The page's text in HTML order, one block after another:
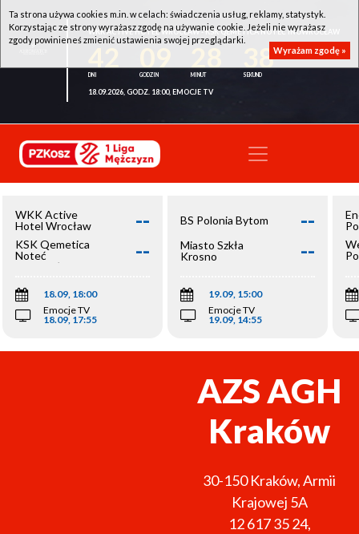
WKK ACTIVE HOTEL WROCŁAW - KSK QEMETICA NOTEĆ INOWROCŁAW
38
18.09.2026, GODZ. 18:00, EMOCJE TV
WKK Active
Hotel Wrocław
--
KSK Qemetica
Noteć
Inowrocław
--
18.09, 18:00
Emocje TV
18.09, 17:55
BS Polonia Bytom --
Miasto Szkła
Krosno
--
19.09, 15:00
Emocje TV
19.09, 14:55
AZS AGH
Kraków
30-150 Kraków,Armii
Krajowej 5A
12 617 35 24,
Ta strona używa cookies m.in. w celach: świadczenia usług, reklamy, statystyk.
Korzystając ze strony wyrażasz zgodę na używanie cookie. Jeżeli nie wyrażasz
zgody powinieneś zmienić ustawienia swojej przeglądarki.
Wyrażam zgodę »